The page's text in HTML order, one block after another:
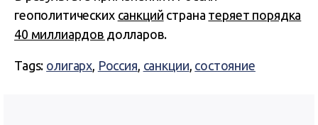
геополитических санкций страна теряет порядка
40 миллиардов долларов.
Tags: олигарх, Россия, санкции, состояние